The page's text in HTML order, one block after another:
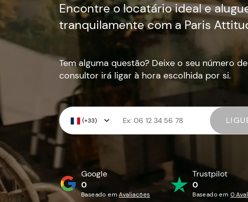
Encontre o locatário ideal e
tranquilamente com a Paris
Tem alguma questão? Deixe o seu número
consultor irá ligar à hora escolhida por si.
(+33)
Google
0
Baseado emAvaliações
Trustpilot
0
Baseado em 0